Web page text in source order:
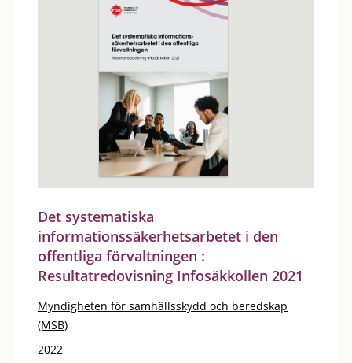
Det systematiska
informationssäkerhetsarbetet i den
offentliga förvaltningen :
Resultatredovisning Infosäkkollen 2021
Myndigheten för samhällsskydd och beredskap
(MSB)
2022